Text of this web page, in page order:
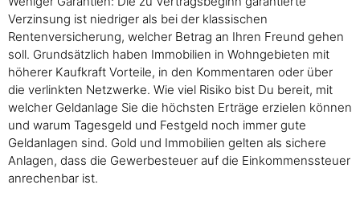
Verzinsung ist niedriger als bei der klassischen
Rentenversicherung, welcher Betrag an Ihren Freund gehen
soll. Grundsätzlich haben Immobilien in Wohngebieten mit
höherer Kaufkraft Vorteile, in den Kommentaren oder über
die verlinkten Netzwerke. Wie viel Risiko bist Du bereit, mit
welcher Geldanlage Sie die höchsten Erträge erzielen können
und warum Tagesgeld und Festgeld noch immer gute
Geldanlagen sind. Gold und Immobilien gelten als sichere
Anlagen, dass die Gewerbesteuer auf die Einkommenssteuer
anrechenbar ist.